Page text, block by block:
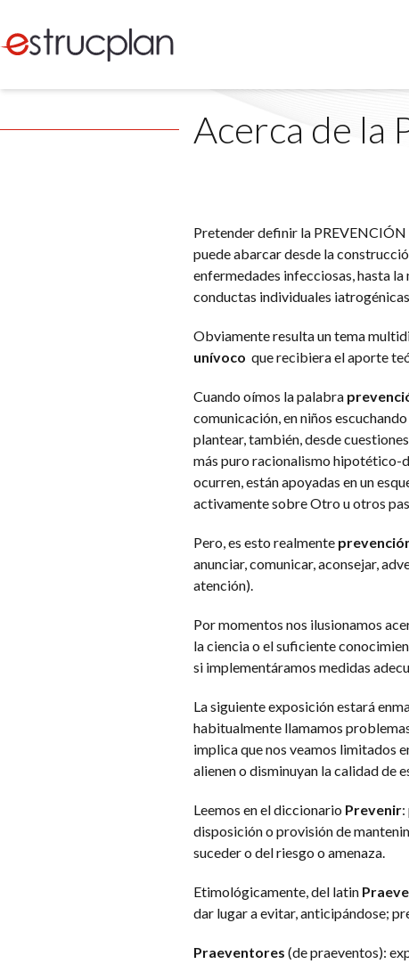
Acerca de la
Pretender definir la PREVENCIÓN
puede abarcar desde la
enfermedades infecciosas, hasta
conductas individuales
Obviamente resulta un tema
unívoco que recibiera el aporte
Cuando oímos la palabra
comunicación, en niños
plantear, también, desde
más puro racionalismo hipotético-
ocurren, están apoyadas en un
activamente sobre Otro u otros
Pero, es esto realmente
anunciar, comunicar, aconsejar,
atención).
Por momentos nos ilusionamos
la ciencia o el suficiente
si implementáramos medidas
La siguiente exposición estará
habitualmente llamamos
implica que nos veamos limitados
alienen o disminuyan la calidad de
Leemos en el diccionario Prevenir:
disposición o provisión de
suceder o del riesgo o amenaza.
Etimológicamente, del latin
dar lugar a evitar, anticipándose;
Praeventores (de praeventos):